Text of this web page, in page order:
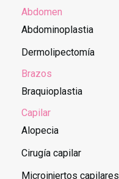
Abdomen
Abdominoplastia
Dermolipectomía
Brazos
Braquioplastia
Capilar
Alopecia
Cirugía capilar
Microinjertos capilares